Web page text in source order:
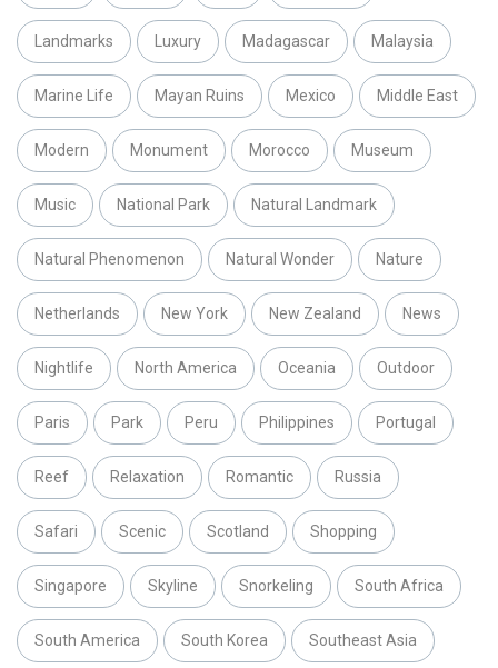
Landmarks Luxury Madagascar Malaysia
Marine Life Mayan Ruins Mexico Middle East
Modern Monument Morocco Museum
Music National Park Natural Landmark
Natural Phenomenon Natural Wonder Nature
Netherlands New York New Zealand News
Nightlife North America Oceania Outdoor
Paris Park Peru Philippines Portugal
Reef Relaxation Romantic Russia
Safari Scenic Scotland Shopping
Singapore Skyline Snorkeling South Africa
South America South Korea Southeast Asia